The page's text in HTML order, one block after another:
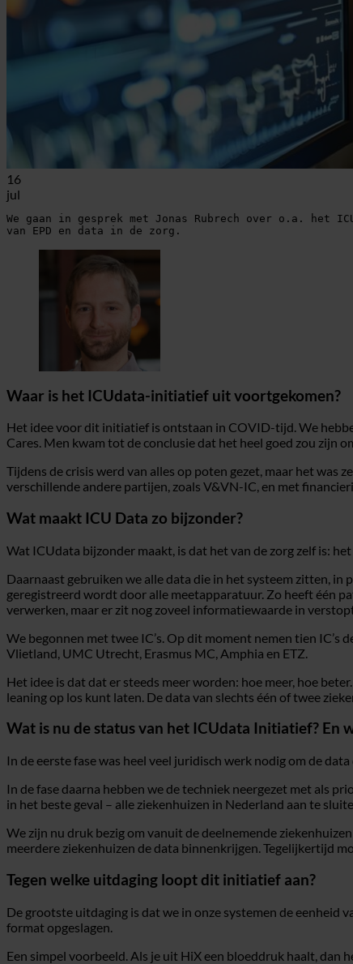
16
jul
We gaan in gesprek met Jonas Rubrech over o.a. het
van EPD en data in de zorg.
Waar is het ICUdata-initiatief uit voortgekomen?
Het idee voor dit initiatief is ontstaan in COVID-tijd. We
Cares. Men kwam tot de conclusie dat het heel goed zou zijn
Tijdens de crisis werd van alles op poten gezet, maar het was
verschillende andere partijen, zoals V&VN-IC, en met
Wat maakt ICU Data zo bijzonder?
Wat ICUdata bijzonder maakt, is dat het van de zorg zelf is:
Daarnaast gebruiken we alle data die in het systeem zitten,
geregistreerd wordt door alle meetapparatuur. Zo heeft één
verwerken, maar er zit nog zoveel informatiewaarde in
We begonnen met twee IC’s. Op dit moment nemen tien
Vlietland, UMC Utrecht, Erasmus MC, Amphia en ETZ.
Het idee is dat dat er steeds meer worden: hoe meer, hoe
leaning op los kunt laten. De data van slechts één of twee
Wat is nu de status van het ICUdata Initiatief? En
In de eerste fase was heel veel juridisch werk nodig om de
In de fase daarna hebben we de techniek neergezet met als
in het beste geval – alle ziekenhuizen in Nederland aan te
We zijn nu druk bezig om vanuit de deelnemende
meerdere ziekenhuizen de data binnenkrijgen. Tegelijkertijd
Tegen welke uitdaging loopt dit initiatief aan?
De grootste uitdaging is dat we in onze systemen de eenheid
format opgeslagen.
Een simpel voorbeeld. Als je uit HiX een bloeddruk haalt, dan